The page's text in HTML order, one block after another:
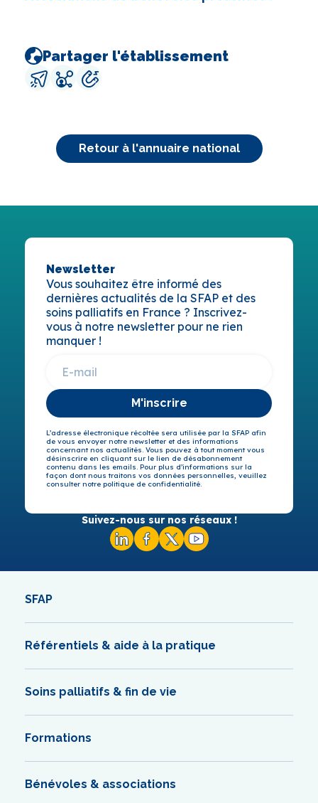
Partager l'établissement
Retour à l'annuaire national
Newsletter
Vous souhaitez être informé des
dernières actualités de la SFAP et des
soins palliatifs en France ? Inscrivez-
vous à notre newsletter pour ne rien
manquer !
M'inscrire
L’adresse électronique récoltée sera utilisée par la SFAP afin
de vous envoyer notre newsletter et des informations
concernant nos actualités. Vous pouvez à tout moment vous
désinscrire en cliquant sur le lien de désabonnement
contenu dans les emails. Pour plus d’informations sur la
façon dont nous traitons vos données personnelles, veuillez
consulter notre politique de confidentialité.
Suivez-nous sur nos réseaux !
SFAP
Référentiels & aide à la pratique
Soins palliatifs & fin de vie
Formations
Bénévoles & associations